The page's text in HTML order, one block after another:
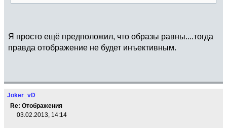
Я просто ещё предположил, что образы равны....тогда
правда отображение не будет инъективным.
Joker_vD
Re: Отображения
03.02.2013, 14:14